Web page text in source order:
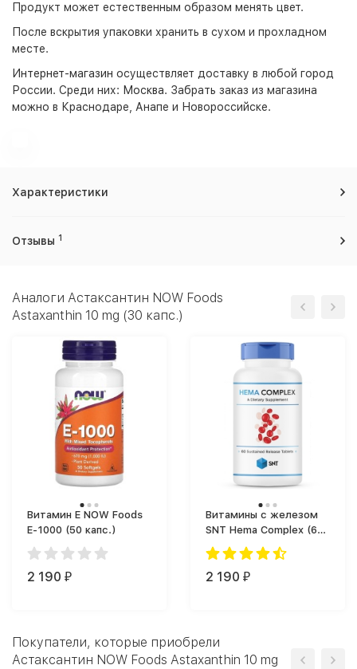
Продукт может естественным образом менять цвет.
После вскрытия упаковки хранить в сухом и прохладном
месте.
Интернет-магазин осуществляет доставку в любой город
России. Среди них: Москва. Забрать заказ из магазина
можно в Краснодаре, Анапе и Новороссийске.
Характеристики
Отзывы 1
Аналоги Астаксантин NOW Foods
Astaxanthin 10 mg (30 капс.)
Витамин Е NOW Foods
E-1000 (50 капс.)
2 190 ₽
Витамины с железом
SNT Hema Complex (60
таб.)
2 190 ₽
Покупатели, которые приобрели
Астаксантин NOW Foods Astaxanthin 10 mg